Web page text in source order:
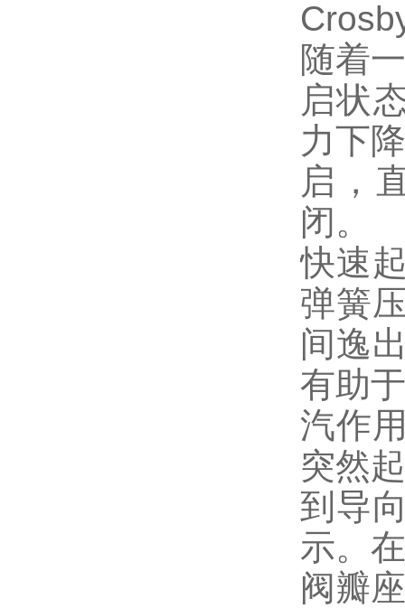
随着
启状
力下
启，
闭。
快速
弹簧
间逸
有助
汽作
突然
到导
示。
阀瓣